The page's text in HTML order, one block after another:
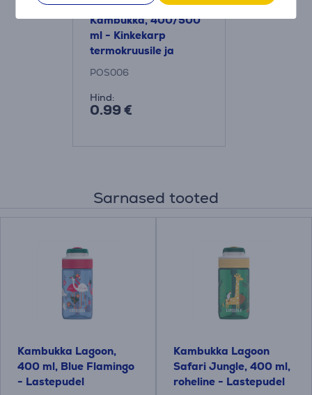
Kambukka, 400/500
ml - Kinkekarp
termokruusile ja
veepudelile
POS006
Hind:
0.99 €
Sarnased tooted
Kambukka Lagoon,
400 ml, Blue Flamingo
- Lastepudel
Kambukka Lagoon
Safari Jungle, 400 ml,
roheline - Lastepudel